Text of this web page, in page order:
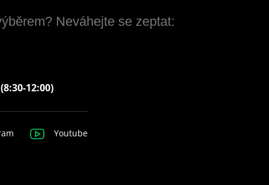
Neváhejte se zeptat:
12:00)
Youtube